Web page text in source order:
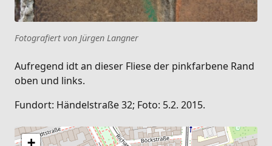
Fotografiert von Jürgen Langner
Aufregend idt an dieser Fliese der pinkfarbene Rand
oben und links.
Fundort: Händelstraße 32; Foto: 5.2. 2015.
+